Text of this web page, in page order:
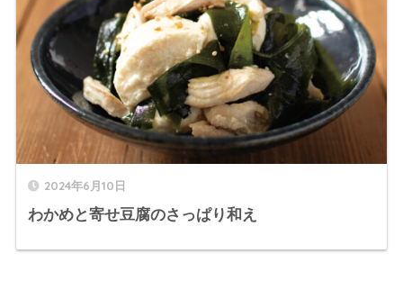
2024年6月10日
わかめと寄せ豆腐のさっぱり和え